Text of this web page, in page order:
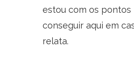
estou com os pontos
conseguir aqui em
relata.